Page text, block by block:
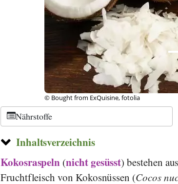
© Bought from ExQuisine, fotolia
Nährstoffe
Inhaltsverzeichnis
Kokosraspeln (nicht gesüsst) bestehen
Fruchtfleisch von Kokosnüssen (Cocos